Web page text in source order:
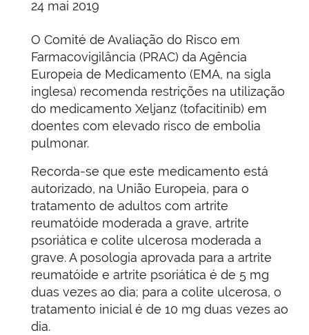
24 mai 2019
O Comité de Avaliação do Risco em
Farmacovigilância (PRAC) da Agência
Europeia de Medicamento (EMA, na sigla
inglesa) recomenda restrições na utilização
do medicamento Xeljanz (tofacitinib) em
doentes com elevado risco de embolia
pulmonar.
Recorda-se que este medicamento está
autorizado, na União Europeia, para o
tratamento de adultos com artrite
reumatóide moderada a grave, artrite
psoriática e colite ulcerosa moderada a
grave. A posologia aprovada para a artrite
reumatóide e artrite psoriática é de 5 mg
duas vezes ao dia; para a colite ulcerosa, o
tratamento inicial é de 10 mg duas vezes ao
dia.